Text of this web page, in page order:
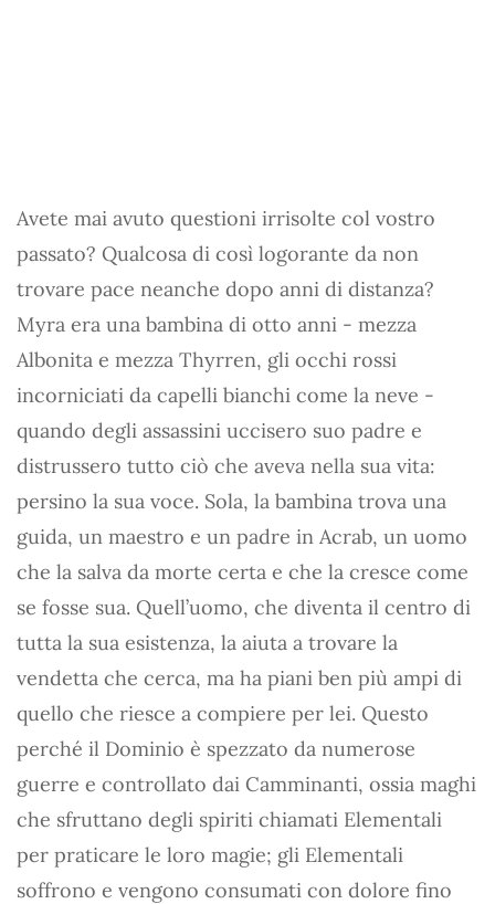
Avete mai avuto questioni irrisolte col vostro
passato? Qualcosa di così logorante da non
trovare pace neanche dopo anni di distanza?
Myra era una bambina di otto anni - mezza
Albonita e mezza Thyrren, gli occhi rossi
incorniciati da capelli bianchi come la neve -
quando degli assassini uccisero suo padre e
distrussero tutto ciò che aveva nella sua vita:
persino la sua voce. Sola, la bambina trova una
guida, un maestro e un padre in Acrab, un uomo
che la salva da morte certa e che la cresce come
se fosse sua. Quell’uomo, che diventa il centro di
tutta la sua esistenza, la aiuta a trovare la
vendetta che cerca, ma ha piani ben più ampi di
quello che riesce a compiere per lei. Questo
perché il Dominio è spezzato da numerose
guerre e controllato dai Camminanti, ossia maghi
che sfruttano degli spiriti chiamati Elementali
per praticare le loro magie; gli Elementali
soffrono e vengono consumati con dolore fino